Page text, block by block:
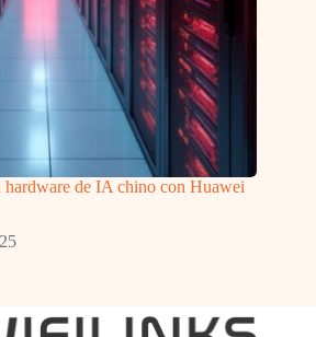
hardware de IA chino con Huawei